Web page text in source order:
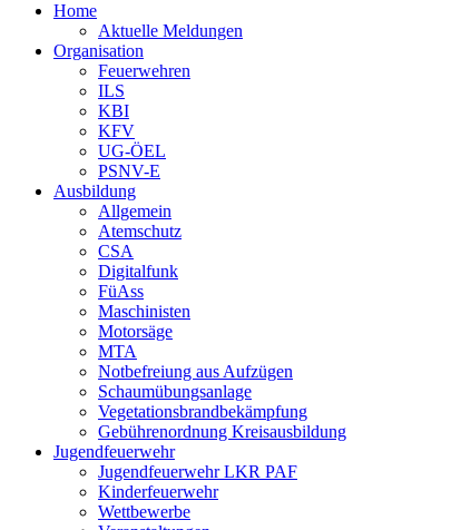
Home
Aktuelle Meldungen
Organisation
Feuerwehren
ILS
KBI
KFV
UG-ÖEL
PSNV-E
Ausbildung
Allgemein
Atemschutz
CSA
Digitalfunk
FüAss
Maschinisten
Motorsäge
MTA
Notbefreiung aus Aufzügen
Schaumübungsanlage
Vegetationsbrandbekämpfung
Gebührenordnung Kreisausbildung
Jugendfeuerwehr
Jugendfeuerwehr LKR PAF
Kinderfeuerwehr
Wettbewerbe